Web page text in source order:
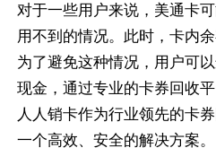
对于一些用户来说，美通卡
用不到的情况。此时，卡内
为了避免这种情况，用户可
现金，通过专业的卡券回收
人人销卡作为行业领先的卡
一个高效、安全的解决方案。